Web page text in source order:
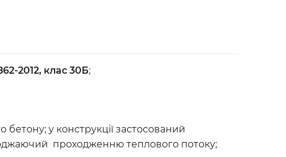
2012, клас 30Б;
у конструкції застосований
проходженню теплового потоку;